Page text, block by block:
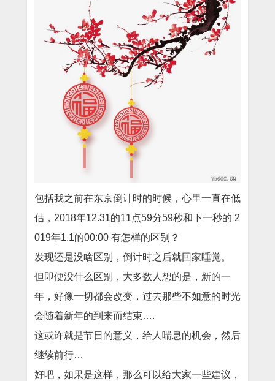
包括我之前在东京倒计时的时候，心里一直在低
估，2018年12.31的11点59分59秒和下一秒的 2
019年1.1的00:00 有怎样的区别？
发现还是没啥区别，倒计时之后就回家睡觉。
但即便没什么区别，大多数人想的是，新的一
年，好像一切都会改变，过去那些不如意的时光
会随着新年的到来而结束….
这或许就是节日的意义，给人喘息的机会，然后
继续前行…
好吧，如果是这样，那么可以给大家一些建议，